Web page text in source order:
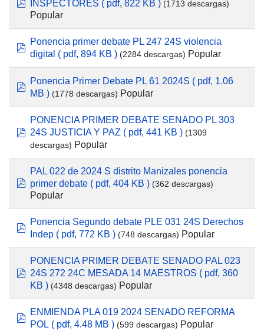
pdfINSPECTORES ( pdf, 822 KB ) (1713 descargas)
Popular
pdf
Ponencia primer debate PL 247 24S violencia
digital ( pdf, 894 KB ) (2284 descargas) Popular
pdf
Ponencia Primer Debate PL 61 2024S ( pdf, 1.06
MB ) (1778 descargas) Popular
pdf
PONENCIA PRIMER DEBATE SENADO PL 303
24S JUSTICIA Y PAZ ( pdf, 441 KB ) (1309
descargas) Popular
pdf
PAL 022 de 2024 S distrito Manizales ponencia
primer debate ( pdf, 404 KB ) (362 descargas)
Popular
pdf
Ponencia Segundo debate PLE 031 24S Derechos
Indep ( pdf, 772 KB ) (748 descargas) Popular
pdf
PONENCIA PRIMER DEBATE SENADO PAL 023
24S 272 24C MESADA 14 MAESTROS ( pdf, 360
KB ) (4348 descargas) Popular
pdf
ENMIENDA PLA 019 2024 SENADO REFORMA
POL ( pdf, 4.48 MB ) (599 descargas) Popular